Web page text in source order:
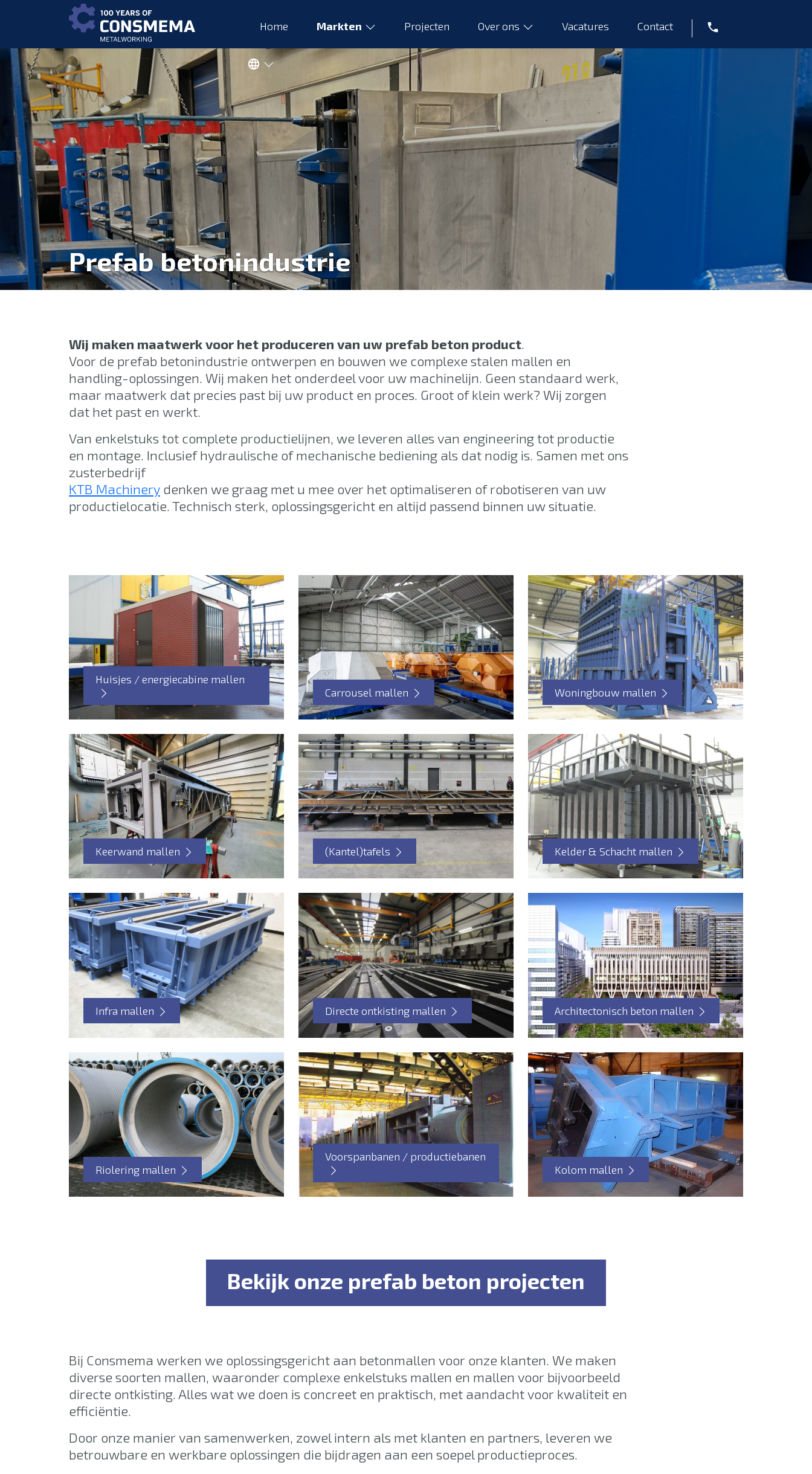
Home Markten Projecten Over ons Vacatures Contact Tel
Prefab betonindustrie
Wij maken maatwerk voor het produceren van uw prefab beton product.
Voor de prefab betonindustrie ontwerpen en bouwen we complexe stalen mallen en
handling-oplossingen. Wij maken het onderdeel voor uw machinelijn. Geen standaard werk,
maar maatwerk dat precies past bij uw product en proces. Groot of klein werk? Wij zorgen
dat het past en werkt.
Van enkelstuks tot complete productielijnen, we leveren alles van engineering tot productie
en montage. Inclusief hydraulische of mechanische bediening als dat nodig is. Samen met ons
zusterbedrijf
KTB Machinery denken we graag met u mee over het optimaliseren of robotiseren van uw
productielocatie. Technisch sterk, oplossingsgericht en altijd passend binnen uw situatie.
Huisjes / energiecabine mallen
Carrousel mallen
Woningbouw mallen
Keerwand mallen (Kantel)tafels Kelder & Schacht mallen
Infra mallen Directe ontkisting mallen Architectonisch beton mallen
Riolering mallen
Voorspanbanen / productiebanen
Kolom mallen
Bekijk onze prefab beton projecten
Bij Consmema werken we oplossingsgericht aan betonmallen voor onze klanten. We maken
diverse soorten mallen, waaronder complexe enkelstuks mallen en mallen voor bijvoorbeeld
directe ontkisting. Alles wat we doen is concreet en praktisch, met aandacht voor kwaliteit en
efficiëntie.
Door onze manier van samenwerken, zowel intern als met klanten en partners, leveren we
betrouwbare en werkbare oplossingen die bijdragen aan een soepel productieproces.